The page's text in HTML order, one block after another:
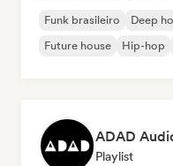
Funk brasileiro Deep
Future house
Hip-hop
ADAD
Playlist